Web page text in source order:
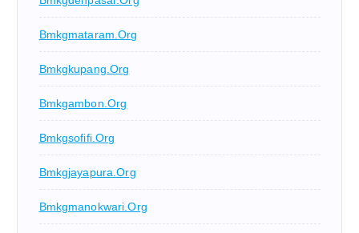
Bmkgmataram.org
Bmkgkupang.org
Bmkgambon.org
Bmkgsofifi.org
Bmkgjayapura.org
Bmkgmanokwari.org